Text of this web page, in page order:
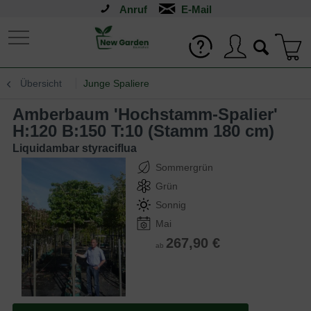
Anruf
Übersicht Junge Spaliere
Amberbaum 'Hochstamm-Spalier'
H:120 B:150 T:10 (Stamm 180 cm)
Liquidambar styraciflua
Sommergrün
Grün
Sonnig
Mai
ab 267,90 €